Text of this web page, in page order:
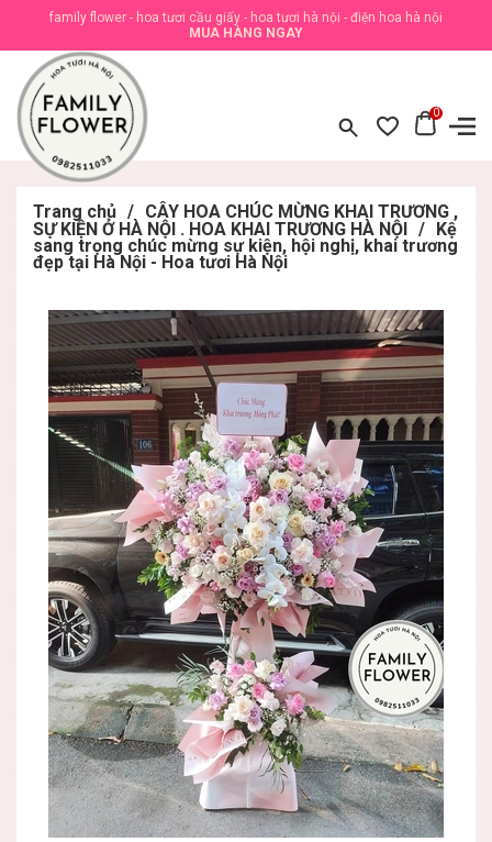
family flower - hoa tươi cầu giấy - hoa tươi hà nội - điện hoa hà nội
MUA HÀNG NGAY
0
Trang chủ / CÂY HOA CHÚC MỪNG KHAI TRƯƠNG ,
SỰ KIỆN Ở HÀ NỘI . HOA KHAI TRƯƠNG HÀ NỘI / Kệ
sang trọng chúc mừng sự kiện, hội nghị, khai trương
đẹp tại Hà Nội - Hoa tươi Hà Nội